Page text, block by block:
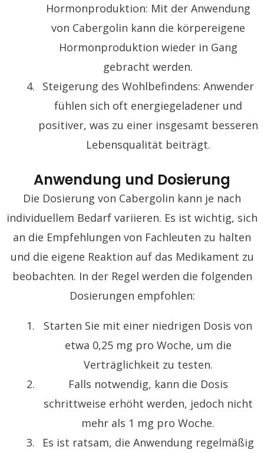
Hormonproduktion: Mit der Anwendung
von Cabergolin kann die körpereigene
Hormonproduktion wieder in Gang
gebracht werden.
Steigerung des Wohlbefindens: Anwender
fühlen sich oft energiegeladener und
positiver, was zu einer insgesamt besseren
Lebensqualität beiträgt.
Anwendung und Dosierung
Die Dosierung von Cabergolin kann je nach
individuellem Bedarf variieren. Es ist wichtig, sich
an die Empfehlungen von Fachleuten zu halten
und die eigene Reaktion auf das Medikament zu
beobachten. In der Regel werden die folgenden
Dosierungen empfohlen:
Starten Sie mit einer niedrigen Dosis von
etwa 0,25 mg pro Woche, um die
Verträglichkeit zu testen.
Falls notwendig, kann die Dosis
schrittweise erhöht werden, jedoch nicht
mehr als 1 mg pro Woche.
Es ist ratsam, die Anwendung regelmäßig